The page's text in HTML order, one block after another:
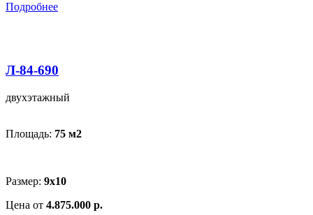
Подробнее
Л-84-690
двухэтажный
Площадь: 75 м2
Размер: 9x10
Цена от 4.875.000 р.